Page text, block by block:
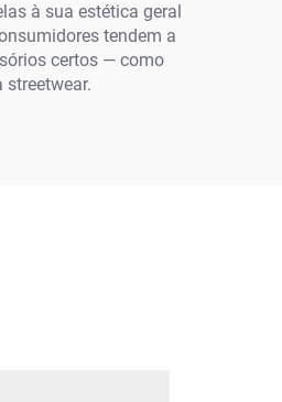
à sua estética geral
tendem a
certos — como